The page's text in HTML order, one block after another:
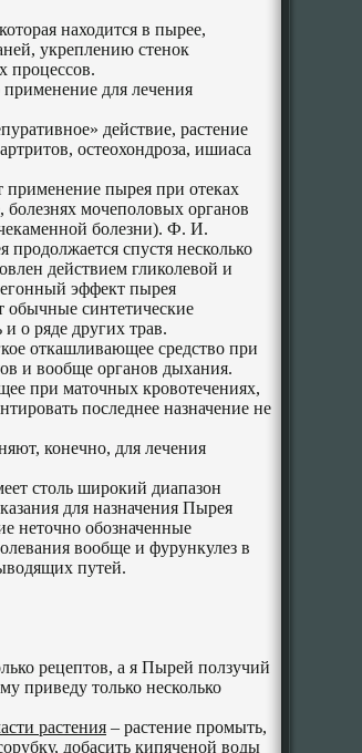
находится в пырее,
укреплению стенок
процессов.
для лечения
действие, растение
остеохондроза, ишиаса
применение пырея при отеках
мочеполовых органов
болезни). Ф. И.
спустя несколько
действием гликолевой и
эффект пырея
обычные синтетические
о ряде других трав.
откашливающее средство при
и вообще органов дыхания.
при маточных кровотечениях,
последнее назначение не
конечно, для лечения
столь широкий диапазон
для назначения Пырея
неточно обозначенные
вообще и фурункулез в
путей.
рецептов, а я Пырей ползучий
приведу только несколько
растения – растение промыть,
добасить кипяченой воды